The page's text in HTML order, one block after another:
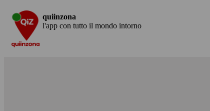
quiinzona
l'app con tutto il mondo intorno